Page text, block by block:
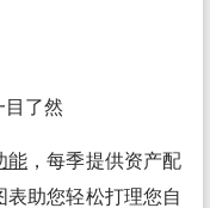
目了然
能 ，每季提供资产配
助您轻松打理您自